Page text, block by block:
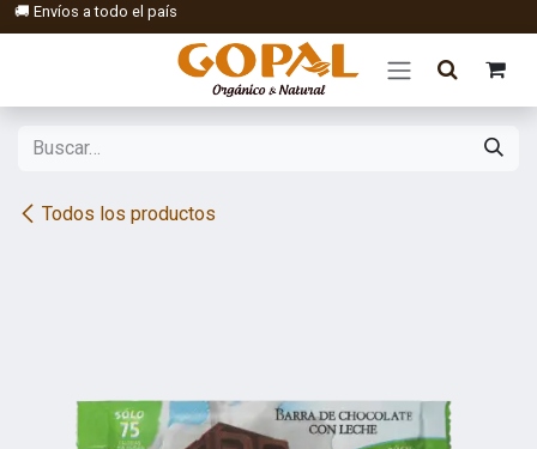
Ir al contenido
🚚 Envíos a todo el país
Todos los productos